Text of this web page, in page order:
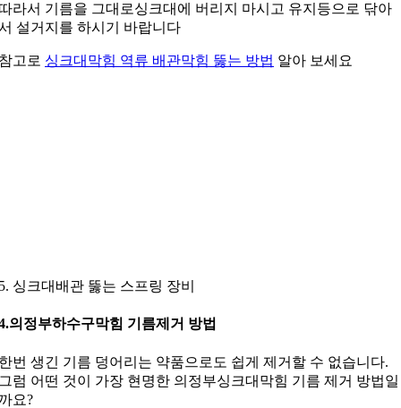
라서 기름을 그대로싱크대에 버리지 마시고 유지등으로 닦아
설거지를 하시기 바랍니다
고로 싱크대막힘 역류 배관막힘 뚫는 방법 알아 보세요
싱크대배관 뚫는 스프링 장비
의정부하수구막힘 기름제거 방법
번 생긴 기름 덩어리는 약품으로도 쉽게 제거할 수 없습니다.
럼 어떤 것이 가장 현명한 의정부싱크대막힘 기름 제거 방법일
요?